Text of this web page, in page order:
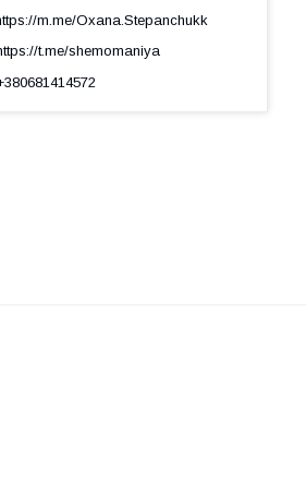
m.me/Oxana.Stepanchukk
t.me/shemomaniya